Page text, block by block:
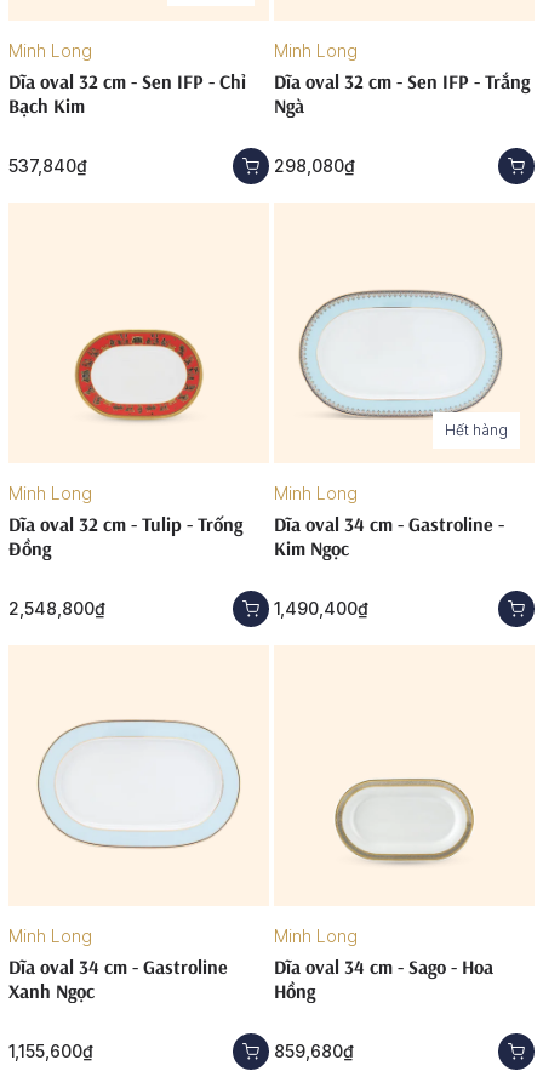
Minh Long
Dĩa oval 32 cm - Sen IFP - Chỉ
Bạch Kim
537,840₫
Minh Long
Dĩa oval 32 cm - Sen IFP - Trắng
Ngà
298,080₫
Minh Long
Dĩa oval 32 cm - Tulip - Trống
Đồng
2,548,800₫
Hết hàng
Minh Long
Dĩa oval 34 cm - Gastroline -
Kim Ngọc
1,490,400₫
Minh Long
Dĩa oval 34 cm - Gastroline
Xanh Ngọc
1,155,600₫
Minh Long
Dĩa oval 34 cm - Sago - Hoa
Hồng
859,680₫